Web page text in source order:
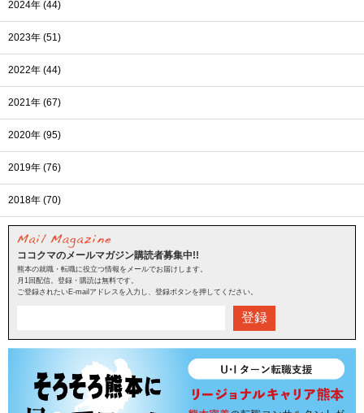
2024年 (44)
2023年 (51)
2022年 (44)
2021年 (67)
2020年 (95)
2019年 (76)
2018年 (70)
ココクマのメールマガジン購読者募集中!!
熊本の就職・転職に役立つ情報をメールでお届けします。
月1回配信。登録・購読は無料です。
ご登録されたいE-mailアドレスを入力し、登録ボタンを押してください。
登録